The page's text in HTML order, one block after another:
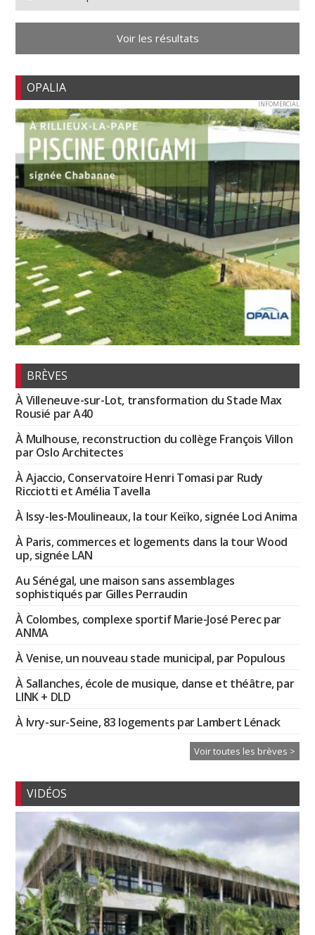
Voir les résultats
OPALIA
INFOMERCIAL
BRÈVES
À Villeneuve-sur-Lot, transformation du Stade Max
Rousié par A40
À Mulhouse, reconstruction du collège François Villon
par Oslo Architectes
À Ajaccio, Conservatoire Henri Tomasi par Rudy
Ricciotti et Amélia Tavella
À Issy-les-Moulineaux, la tour Keïko, signée Loci Anima
À Paris, commerces et logements dans la tour Wood
up, signée LAN
Au Sénégal, une maison sans assemblages
sophistiqués par Gilles Perraudin
À Colombes, complexe sportif Marie-José Perec par
ANMA
À Venise, un nouveau stade municipal, par Populous
À Sallanches, école de musique, danse et théâtre, par
LINK + DLD
À Ivry-sur-Seine, 83 logements par Lambert Lénack
Voir toutes les brèves >
VIDÉOS